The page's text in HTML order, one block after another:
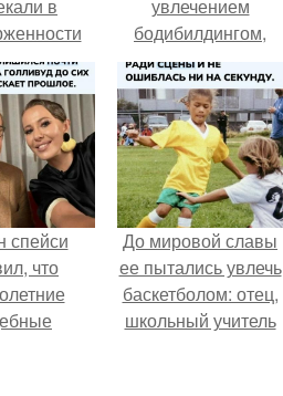
в
бьюти -
увлечением
бодибилдингом,
впервые
попробовала себя
в роли модели.
спейси
что
До мировой славы
ее пытались увлечь
баскетболом: отец,
школьный учитель